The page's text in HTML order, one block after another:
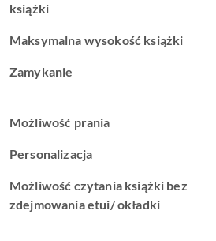
książki
Maksymalna wysokość książki
Zamykanie
Możliwość prania
Personalizacja
Możliwość czytania książki bez
zdejmowania etui/ okładki